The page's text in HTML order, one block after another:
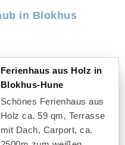
in Blokhus
Ferienhaus aus Holz in
Blokhus-Hune
Schönes Ferienhaus aus
Holz ca. 59 qm, Terrasse
mit Dach, Carport, ca.